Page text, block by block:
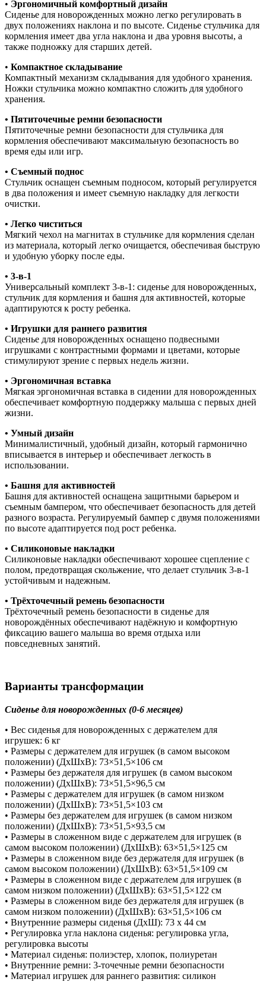
• Эргономичный комфортный дизайн
Сиденье для новорожденных можно легко регулировать в
двух положениях наклона и по высоте. Сиденье стульчика для
кормления имеет два угла наклона и два уровня высоты, а
также подножку для старших детей.
• Компактное складывание
Компактный механизм складывания для удобного хранения.
Ножки стульчика можно компактно сложить для удобного
хранения.
• Пятиточечные ремни безопасности
Пятиточечные ремни безопасности для стульчика для
кормления обеспечивают максимальную безопасность во
время еды или игр.
• Съемный поднос
Стульчик оснащен съемным подносом, который регулируется
в два положения и имеет съемную накладку для легкости
очистки.
• Легко чиститься
Мягкий чехол на магнитах в стульчике для кормления сделан
из материала, который легко очищается, обеспечивая быструю
и удобную уборку после еды.
• 3-в-1
Универсальный комплект 3-в-1: сиденье для новорожденных,
стульчик для кормления и башня для активностей, которые
адаптируются к росту ребенка.
• Игрушки для раннего развития
Сиденье для новорожденных оснащено подвесными
игрушками с контрастными формами и цветами, которые
стимулируют зрение с первых недель жизни.
• Эргономичная вставка
Мягкая эргономичная вставка в сидении для новорожденных
обеспечивает комфортную поддержку малыша с первых дней
жизни.
• Умный дизайн
Минималистичный, удобный дизайн, который гармонично
вписывается в интерьер и обеспечивает легкость в
использовании.
• Башня для активностей
Башня для активностей оснащена защитными барьером и
съемным бампером, что обеспечивает безопасность для детей
разного возраста. Регулируемый бампер с двумя положениями
по высоте адаптируется под рост ребенка.
• Силиконовые накладки
Силиконовые накладки обеспечивают хорошее сцепление с
полом, предотвращая скольжение, что делает стульчик 3-в-1
устойчивым и надежным.
• Трёхточечный ремень безопасности
Трёхточечный ремень безопасности в сиденье для
новорождённых обеспечивают надёжную и комфортную
фиксацию вашего малыша во время отдыха или
повседневных занятий.
Варианты трансформации
Сиденье для новорожденных (0-6 месяцев)
• Вес сиденья для новорожденных с держателем для
игрушек: 6 кг
• Размеры с держателем для игрушек (в самом высоком
положении) (ДхШхВ): 73×51,5×106 см
• Размеры без держателя для игрушек (в самом высоком
положении) (ДхШхВ): 73×51,5×96,5 см
• Размеры с держателем для игрушек (в самом низком
положении) (ДхШхВ): 73×51,5×103 см
• Размеры без держателем для игрушек (в самом низком
положении) (ДхШхВ): 73×51,5×93,5 см
• Размеры в сложенном виде с держателем для игрушек (в
самом высоком положении) (ДхШхВ): 63×51,5×125 см
• Размеры в сложенном виде без держателя для игрушек (в
самом высоком положении) (ДхШхВ): 63×51,5×109 см
• Размеры в сложенном виде с держателем для игрушек (в
самом низком положении) (ДхШхВ): 63×51,5×122 см
• Размеры в сложенном виде без держателя для игрушек (в
самом низком положении) (ДхШхВ): 63×51,5×106 см
• Внутренние размеры сиденья (ДхШ): 73 x 44 см
• Регулировка угла наклона сиденья: регулировка угла,
регулировка высоты
• Материал сиденья: полиэстер, хлопок, полиуретан
• Внутренние ремни: 3-точечные ремни безопасности
• Материал игрушек для раннего развития: силикон